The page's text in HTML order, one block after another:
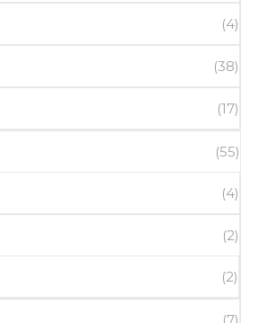
(4)
(38)
(17)
(55)
(4)
(2)
(2)